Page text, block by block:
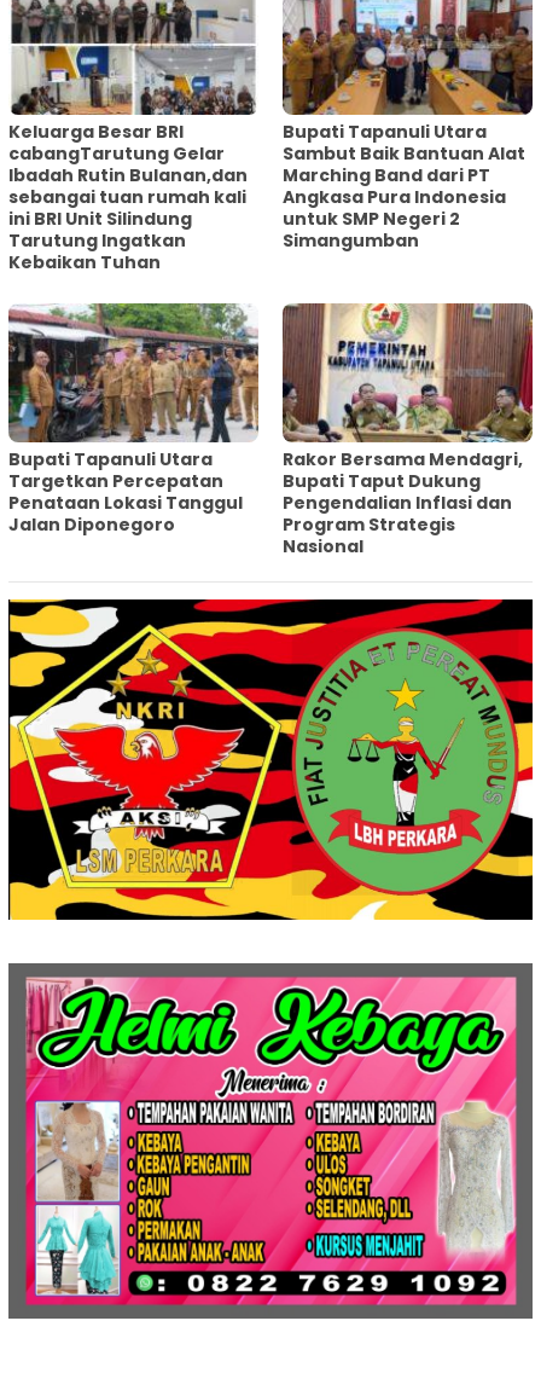
Keluarga Besar BRI
cabangTarutung Gelar
Ibadah Rutin Bulanan,dan
sebangai tuan rumah kali
ini BRI Unit Silindung
Tarutung Ingatkan
Kebaikan Tuhan
Bupati Tapanuli Utara
Sambut Baik Bantuan Alat
Marching Band dari PT
Angkasa Pura Indonesia
untuk SMP Negeri 2
Simangumban
‎Bupati Tapanuli Utara
Targetkan Percepatan
Penataan Lokasi Tanggul
Jalan Diponegoro
Rakor Bersama Mendagri,
Bupati Taput Dukung
Pengendalian Inflasi dan
Program Strategis
Nasional‎